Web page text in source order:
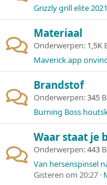
Grizzly grill elite 2021
Materiaal
Onderwerpen 1,5K
Maverick app
Brandstof
Onderwerpen 345
Burning Boss
Waar staat je
Onderwerpen 443
Van hersenspinsel
Gisteren om 20:27